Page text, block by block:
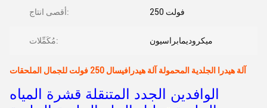
أقصى انتاج: 250 فولت
مُكَمِّلات: ميكروديمابراسيون
آلة هيدرا الجلدية المحمولة آلة هيدرافيسال 250 فولت للجمال الملحقات
الوافدين الجدد المتنقلة قشرة المياه